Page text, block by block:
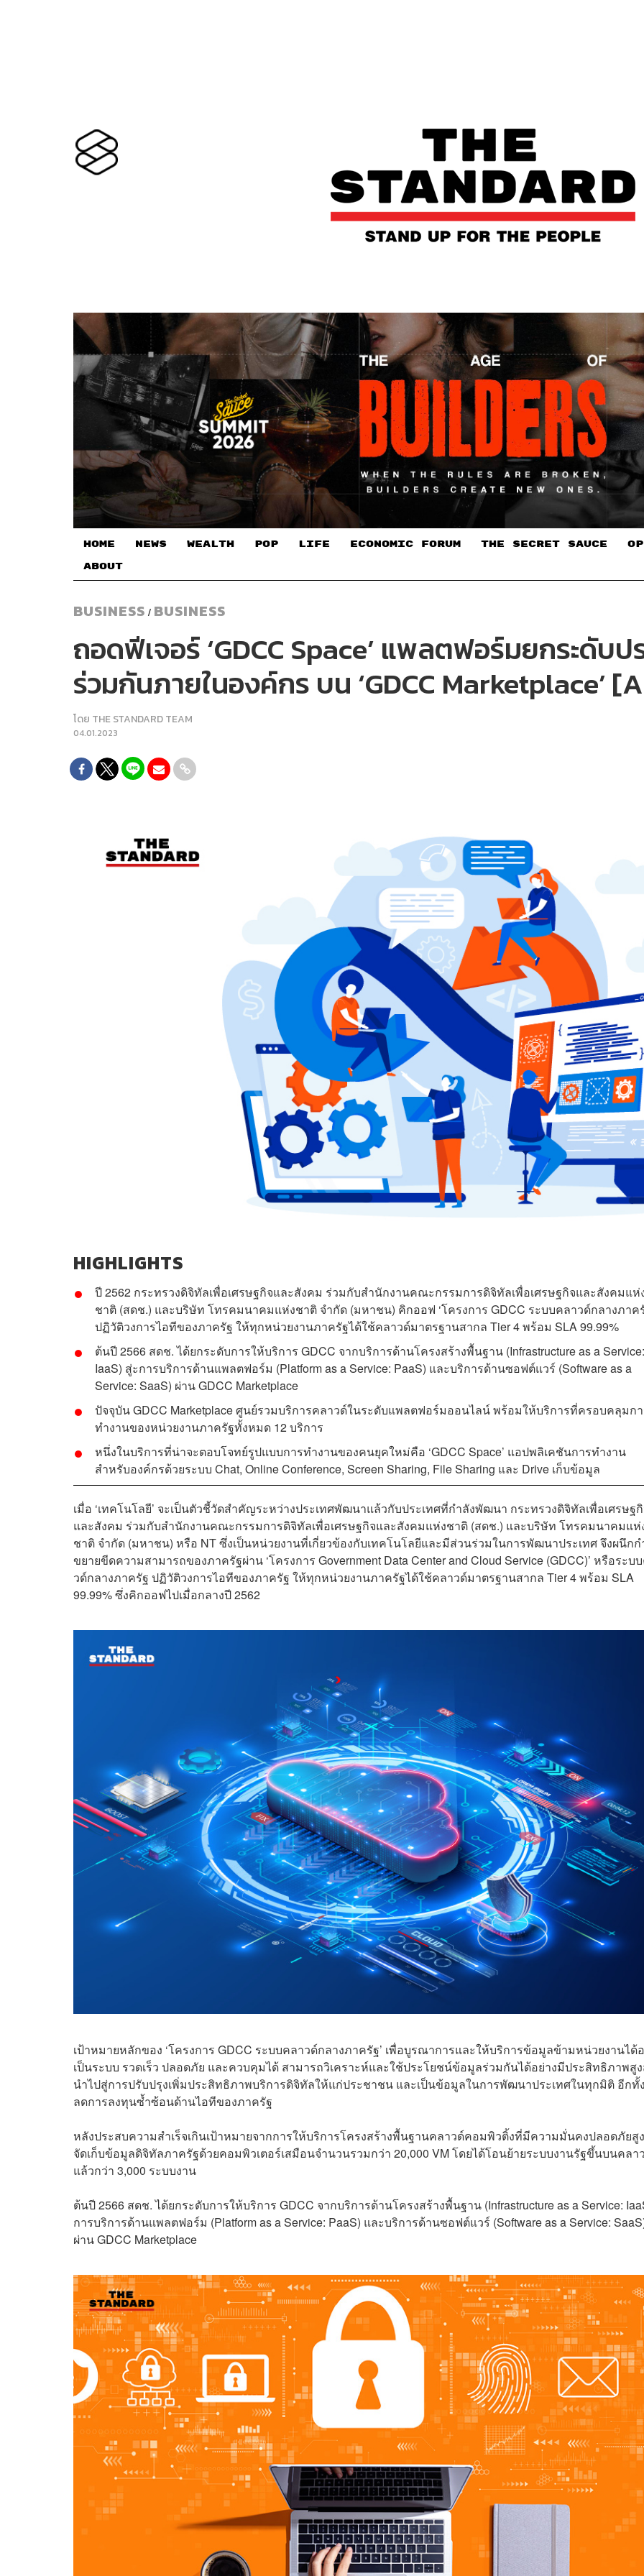
HOME NEWS WEALTH POP LIFE ECONOMIC FORUM THE SECRET SAUCE​
ABOUT
BUSINESS / BUSINESS
ถอดฟีเจอร์ ‘GDCC Space’ แพลตฟอร์มยกระดับ
ร่วมกันภายในองค์กร บน ‘GDCC Marketplace’
โดย THE STANDARD TEAM
04.01.2023
HIGHLIGHTS
ปี 2562 กระทรวงดิจิทัลเพื่อเศรษฐกิจและสังคม ร่วมกับสำนักงานคณะกรรมการดิจิทัลเพื่อเศรษฐกิจและสังคมแห่
ชาติ (สดช.) และบริษัท โทรคมนาคมแห่งชาติ จำกัด (มหาชน) คิกออฟ ‘โครงการ GDCC ระบบคลาวด์กลางภาค
ปฏิวัติวงการไอทีของภาครัฐ ให้ทุกหน่วยงานภาครัฐได้ใช้คลาวด์มาตรฐานสากล Tier 4 พร้อม SLA 99.99%
ต้นปี 2566 สดช. ได้ยกระดับการให้บริการ GDCC จากบริการด้านโครงสร้างพื้นฐาน (Infrastructure as a Service:
IaaS) สู่ะการบริการด้านแพลตฟอร์ม (Platform as a Service: PaaS) และบริการด้านซอฟต์แวร์ (Software as a
Service: SaaS) ผ่าน GDCC Marketplace
ปัจจุบัน GDCC Marketplace ศูนย์รวมบริการคลาวด์ในระดับแพลตฟอร์มออนไลน์ พร้อมให้บริการที่ครอบคลุมก
ทำงานของหน่วยงานภาครัฐทั้งหมด 12 บริการ
หนึ่งในบริการที่น่าจะตอบโจทย์รูปแบบการทำงานของคนยุคใหม่คือ ‘GDCC Space’ แอปพลิเคชันการทำงาน
สำหรับองค์กรด้วยระบบ Chat, Online Conference, Screen Sharing, File Sharing และ Drive เก็บข้อมูล
เมื่อ ‘เทคโนโลยี’ จะเป็นตัวชี้วัดสำคัญระหว่างประเทศพัฒนาแล้วกับประเทศที่กำลังพัฒนา กระทรวงดิจิทัลเพื่อเศรษฐ
และสังคม ร่วมกับสำนักงานคณะกรรมการดิจิทัลเพื่อเศรษฐกิจและสังคมแห่งชาติ (สดช.) และบริษัท โทรคมนาคมแห่
ชาติ จำกัด (มหาชน) หรือ NT ซึ่งเป็นหน่วยงานที่เกี่ยวข้องกับเทคโนโลยีและมีส่วนร่วมในการพัฒนาประเทศ จึงผนึกก
ขยายขีดความสามารถของภาครัฐผ่าน ‘โครงการ Government Data Center and Cloud Service (GDCC)’ หรือระบ
วด์กลางภาครัฐ ปฏิวัติวงการไอทีของภาครัฐ ให้ทุกหน่วยงานภาครัฐได้ใช้คลาวด์มาตรฐานสากล Tier 4 พร้อม SLA
99.99% ซึ่งคิกออฟไปเมื่อกลางปี 2562
เป้าหมายหลักของ ‘โครงการ GDCC ระบบคลาวด์กลางภาครัฐ’ เพื่อบูรณาการและให้บริการข้อมูลข้ามหน่วยงานได้
เป็นระบบ รวดเร็ว ปลอดภัย และควบคุมได้ สามารถวิเคราะห์และใช้ประโยชน์ข้อมูลร่วมกันได้อย่างมีประสิทธิภาพสู
นำไปสู่การปรับปรุงเพิ่มประสิทธิภาพบริการดิจิทัลให้แก่ประชาชน และเป็นข้อมูลในการพัฒนาประเทศในทุกมิติ อีกทั้
ลดการลงทุนซ้ำซ้อนด้านไอทีของภาครัฐ
หลังประสบความสำเร็จเกินเป้าหมายจากการให้บริการโครงสร้างพื้นฐานคลาวด์คอมพิวติ้งที่มีความมั่นคงปลอดภัยสู
จัดเก็บข้อมูลดิจิทัลภาครัฐด้วยคอมพิวเตอร์เสมือนจำนวนรวมกว่า 20,000 VM โดยได้โอนย้ายระบบงานรัฐขึ้นบนคลา
แล้วกว่า 3,000 ระบบงาน
ต้นปี 2566 สดช. ได้ยกระดับการให้บริการ GDCC จากบริการด้านโครงสร้างพื้นฐาน (Infrastructure as a Service:
การบริการด้านแพลตฟอร์ม (Platform as a Service: PaaS) และบริการด้านซอฟต์แวร์ (Software as a Service:
ผ่าน GDCC Marketplace